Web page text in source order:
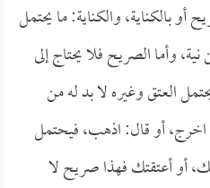
أو بالكناية، والكناية: ما يحتمل
نية، وأما الصريح فلا يحتاج إلى
العتق وغيره لا بد له من
اخرج، أو قال: اذهب، فيحتمل
أو أعتقتك فهذا صريح لا